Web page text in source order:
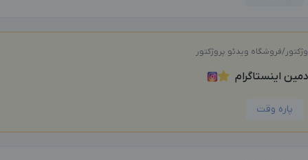
فروشگاه ویدئو پروژکتور
اینستاگرام
پاره وقت